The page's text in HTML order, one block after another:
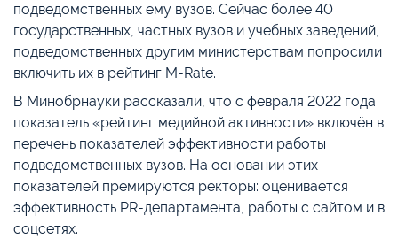
подведомственных ему вузов. Сейчас более 40
государственных, частных вузов и учебных заведений,
подведомственных другим министерствам попросили
включить их в рейтинг M-Rate.
В Минобрнауки рассказали, что с февраля 2022 года
показатель «рейтинг медийной активности» включён в
перечень показателей эффективности работы
подведомственных вузов. На основании этих
показателей премируются ректоры: оценивается
эффективность PR-департамента, работы с сайтом и в
соцсетях.